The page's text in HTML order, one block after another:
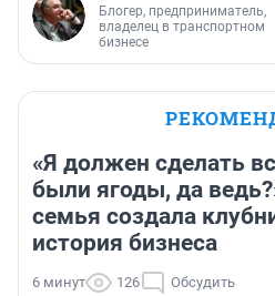
Блогер, предприниматель,
владелец в транспортном
бизнесе
«Я должен сделать
были ягоды, да
семья создала
история бизнеса
6 минут 126 Обсудить